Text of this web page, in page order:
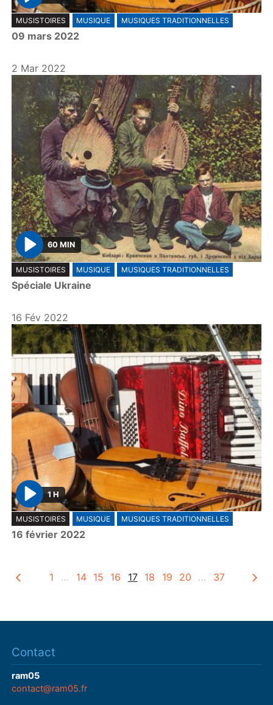
P
l
a
MUSISTOIRES MUSIQUE MUSIQUES TRADITIONNELLES
09 mars 2022
2 Mar 2022
P
l
a
60 MIN
MUSISTOIRES MUSIQUE MUSIQUES TRADITIONNELLES
Spéciale Ukraine
16 Fév 2022
P
l
a
1 H
MUSISTOIRES MUSIQUE MUSIQUES TRADITIONNELLES
16 février 2022
1 … 14 15 16 17 18 19 20 … 37
Contact
ram05
contact@ram05.fr